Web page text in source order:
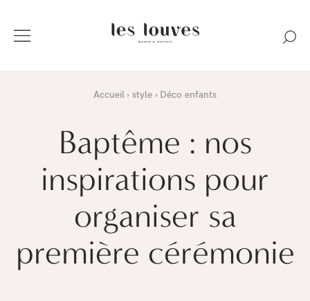
Accueil style Déco enfants
Baptême : nos
inspirations pour
organiser sa
première cérémonie